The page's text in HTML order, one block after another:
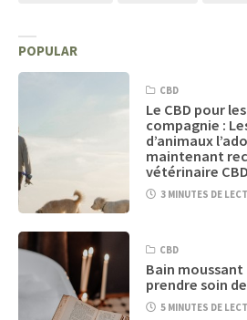
POPULAR
CBD
Le CBD pour
compagnie :
d’animaux
maintenant
vétérinaire CBD
3 MINUTES DE
CBD
Bain moussant
prendre soin
5 MINUTES DE